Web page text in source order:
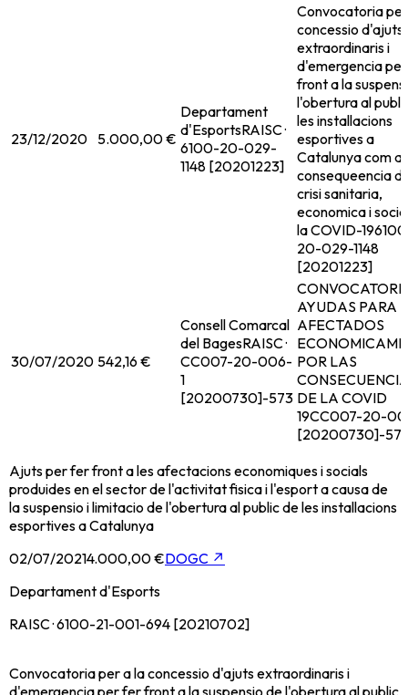
23/12/2020 5.000,00 €
Departament
d'EsportsRAISC ·
6100-20-029-
1148 [20201223]
Convocatoria
concessio d'ajuts
extraordinaris i
d'emergencia
front a la
l'obertura al
les installacions
esportives a
Catalunya com a
consequeencia
crisi sanitaria,
economica i
la COVID-19
20-029-1148
[20201223]
30/07/2020 542,16 €
Consell Comarcal
del BagesRAISC ·
CC007-20-006-
1
[20200730]-573
AYUDAS PARA
AFECTADOS
POR LAS
DE LA COVID
19CC007-20-
[20200730]-
Ajuts per fer front a les afectacions economiques i socials
produides en el sector de l'activitat fisica i l'esport a causa de
la suspensio i limitacio de l'obertura al public de les installacions
esportives a Catalunya
02/07/20214.000,00 €DOGC ↗
Departament d'Esports
RAISC · 6100-21-001-694 [20210702]
Convocatoria per a la concessio d'ajuts extraordinaris i